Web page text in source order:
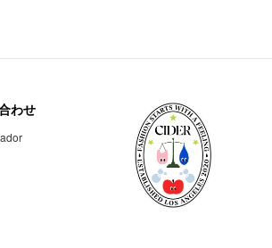
わせ